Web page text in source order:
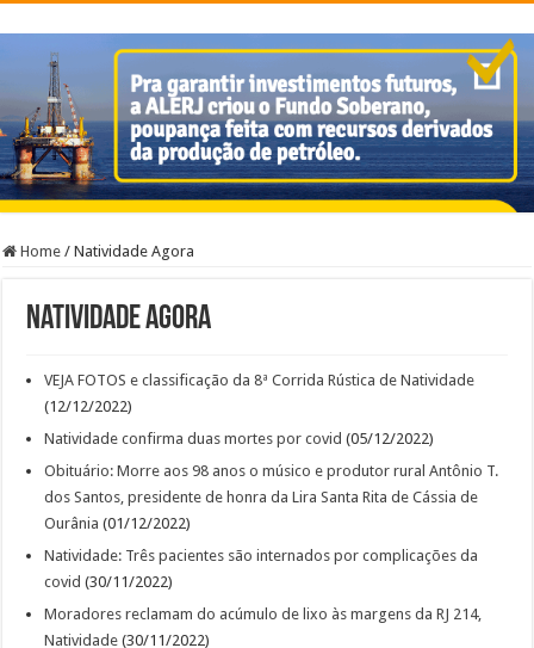
Home / Natividade Agora
Natividade Agora
VEJA FOTOS e classificação da 8ª Corrida Rústica de Natividade
(12/12/2022)
Natividade confirma duas mortes por covid (05/12/2022)
Obituário: Morre aos 98 anos o músico e produtor rural Antônio T.
dos Santos, presidente de honra da Lira Santa Rita de Cássia de
Ourânia (01/12/2022)
Natividade: Três pacientes são internados por complicações da
covid (30/11/2022)
Moradores reclamam do acúmulo de lixo às margens da RJ 214,
Natividade (30/11/2022)